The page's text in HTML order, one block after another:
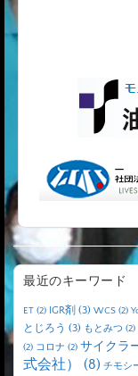
最近のキーワード
ET (2) IGR剤 (3) WCS (2)
とじろう (3) もとみつ (2)
(2) コロナ (2) サイクラ
式会社）
(8) チモシ